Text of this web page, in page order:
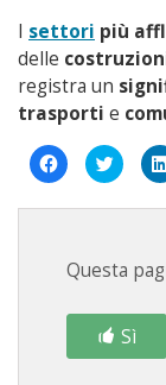
I settori più
delle
registra un
trasporti e
Fai
clic
apre
in
finestra)
Fai
clic
apre
nuova
finestra)
Questa
Sì